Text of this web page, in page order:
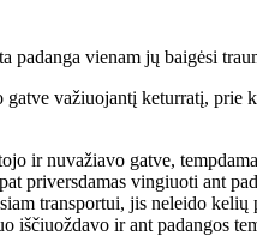
padanga vienam jų baigėsi
važiuojantį keturratį,
ir nuvažiavo gatve,
vingiuoti ant
transportui, jis neleido
iščiuoždavo ir ant padangos